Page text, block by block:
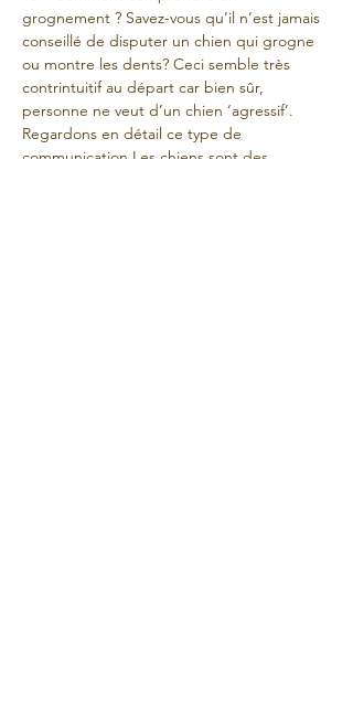
grognement ? Savez-vous qu’il n’est jamais
conseillé de disputer un chien qui grogne
ou montre les dents? Ceci semble très
contrintuitif au départ car bien sûr,
personne ne veut d’un chien ‘agressif’.
Regardons en détail ce type de
communication.Les chiens sont des